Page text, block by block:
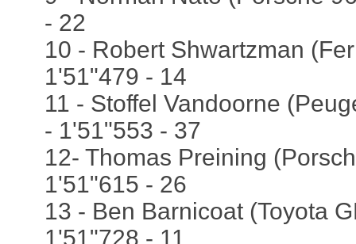
- 22
10 - Robert Shwartzman
1'51"479 - 14
11 - Stoffel Vandoorne
- 1'51"553 - 37
12- Thomas Preining
1'51"615 - 26
13 - Ben Barnicoat (Toyota
1'51"728 - 11